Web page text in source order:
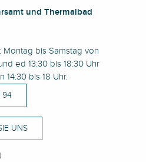
und Thermalbad
Montag bis Samstag von
ed 13:30 bis 18:30 Uhr
14:30 bis 18 Uhr.
94
UNS